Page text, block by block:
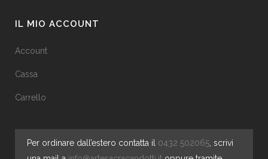
IL MIO ACCOUNT
Account
Cassa
Carrello
Per ordinare dall’estero contatta il 0432 502065 , scrivi